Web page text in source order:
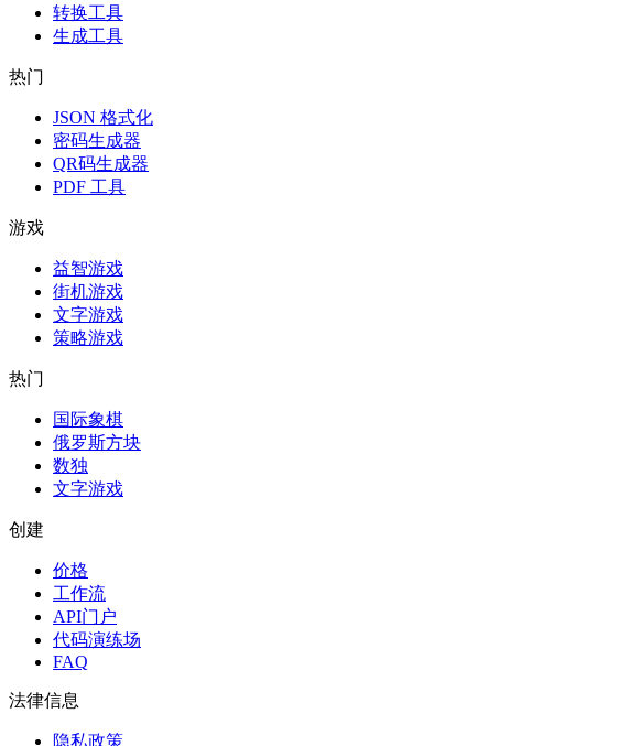
转换工具
生成工具
热门
JSON 格式化
密码生成器
QR码生成器
PDF 工具
游戏
益智游戏
街机游戏
文字游戏
策略游戏
热门
国际象棋
俄罗斯方块
数独
文字游戏
创建
价格
工作流
API门户
代码演练场
FAQ
法律信息
隐私政策